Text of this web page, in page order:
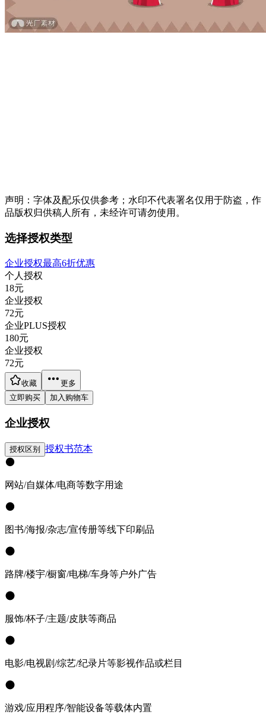
声明：字体及配乐仅供参考；水印不代表署名仅用于防盗，作
品版权归供稿人所有，未经许可请勿使用。
选择授权类型
企业授权最高6折优惠
个人授权
18元
企业授权
72元
企业PLUS授权
180元
企业授权
72元
收藏
更多
立即购买
加入购物车
企业授权
授权区别 授权书范本
网站/自媒体/电商等数字用途
图书/海报/杂志/宣传册等线下印刷品
路牌/楼宇/橱窗/电梯/车身等户外广告
服饰/杯子/主题/皮肤等商品
电影/电视剧/综艺/纪录片等影视作品或栏目
游戏/应用程序/智能设备等载体内置